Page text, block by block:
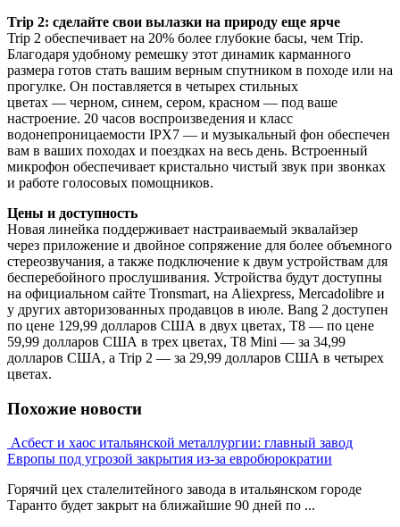
Trip 2: сделайте свои вылазки на природу еще ярче
Trip 2 обеспечивает на 20% более глубокие басы, чем Trip.
Благодаря удобному ремешку этот динамик карманного
размера готов стать вашим верным спутником в походе или на
прогулке. Он поставляется в четырех стильных
цветах — черном, синем, сером, красном — под ваше
настроение. 20 часов воспроизведения и класс
водонепроницаемости IPX7 — и музыкальный фон обеспечен
вам в ваших походах и поездках на весь день. Встроенный
микрофон обеспечивает кристально чистый звук при звонках
и работе голосовых помощников.
Цены и доступность
Новая линейка поддерживает настраиваемый эквалайзер
через приложение и двойное сопряжение для более объемного
стереозвучания, а также подключение к двум устройствам для
бесперебойного прослушивания. Устройства будут доступны
на официальном сайте Tronsmart, на Aliexpress, Mercadolibre и
у других авторизованных продавцов в июле. Bang 2 доступен
по цене 129,99 долларов США в двух цветах, T8 — по цене
59,99 долларов США в трех цветах, T8 Mini — за 34,99
долларов США, а Trip 2 — за 29,99 долларов США в четырех
цветах.
Похожие новости
Асбест и хаос итальянской металлургии: главный завод
Европы под угрозой закрытия из-за евробюрократии
Горячий цех сталелитейного завода в итальянском городе
Таранто будет закрыт на ближайшие 90 дней по ...